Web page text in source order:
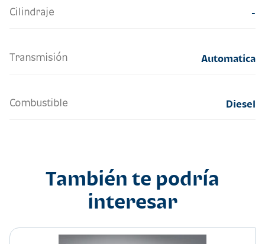
Cilindraje -
Transmisión Automatica
Combustible Diesel
También te podría
interesar